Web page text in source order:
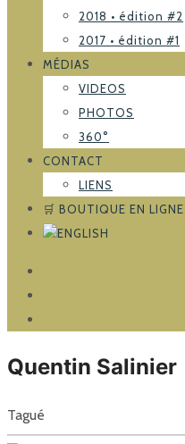
2018 • édition #2
2017 • édition #1
MÉDIAS
VIDEOS
PHOTOS
360°
CONTACT
LIENS
🛒 BOUTIQUE EN LIGNE
Quentin Salinier
Tagué